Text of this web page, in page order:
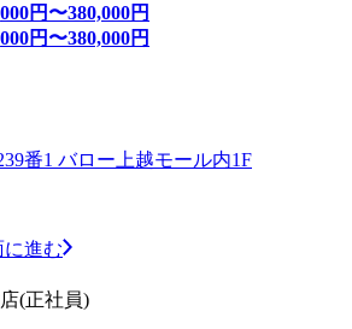
円〜380,000円
円〜380,000円
番1 バロー上越モール内1F
に進む
(正社員)